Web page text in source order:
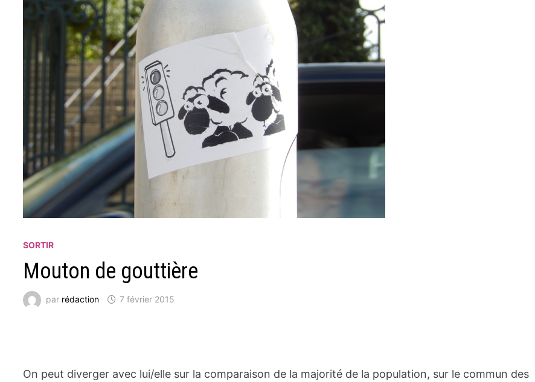
SORTIR
Mouton de gouttière
par rédaction 7 février 2015
On peut diverger avec lui/elle sur la comparaison de la majorité de la population, sur le commun des